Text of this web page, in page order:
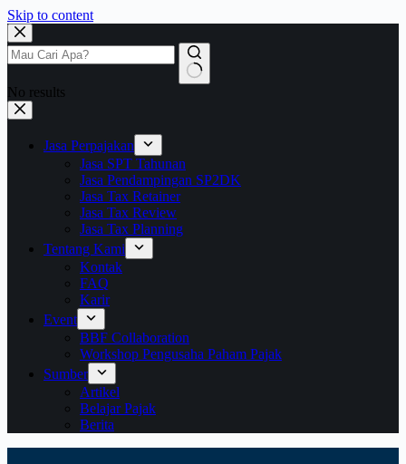
Skip to content
No results
Jasa Perpajakan
Jasa SPT Tahunan
Jasa Pendampingan SP2DK
Jasa Tax Retainer
Jasa Tax Review
Jasa Tax Planning
Tentang Kami
Kontak
FAQ
Karir
Event
BBF Collaboration
Workshop Pengusaha Paham Pajak
Sumber
Artikel
Belajar Pajak
Berita